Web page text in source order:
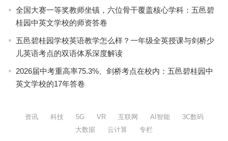
全国大赛一等奖教师坐镇，六位骨干覆盖核心学科：五邑碧
桂园中英文学校的师资答卷
五邑碧桂园学校英语教学怎么样？一年级全英授课与剑桥少
儿英语考点的双语体系深度解读
2026届中考重高率75.3%、剑桥考点在校内：五邑碧桂园中
英文学校的17年答卷
资讯 科技 5G VR 互联网 AI智能
3C数码
大数据
云计算 专栏